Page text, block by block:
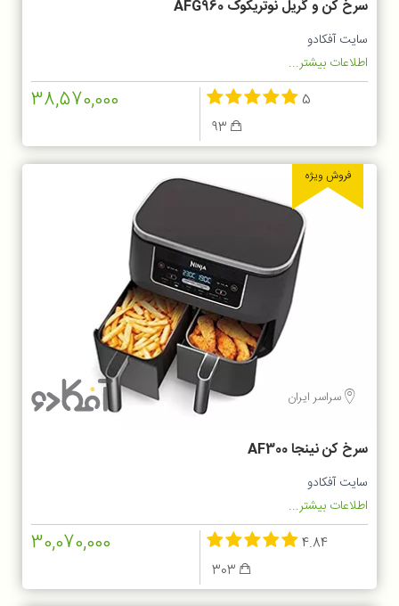
سرخ کن و گریل نوتریکوک AFG960
سایت آفکادو
اطلاعات بیشتر...
5
93
38,570,000
فروش ویژه
سراسر ایران
سرخ کن نینجا AF300
سایت آفکادو
اطلاعات بیشتر...
4.84
303
30,070,000